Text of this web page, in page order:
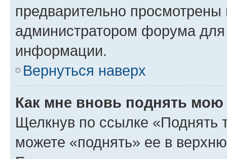
предварительно
администратором форума
информации.
Вернуться наверх
Как мне вновь поднять мою
Щелкнув по ссылке «Поднять
можете «поднять» ее в